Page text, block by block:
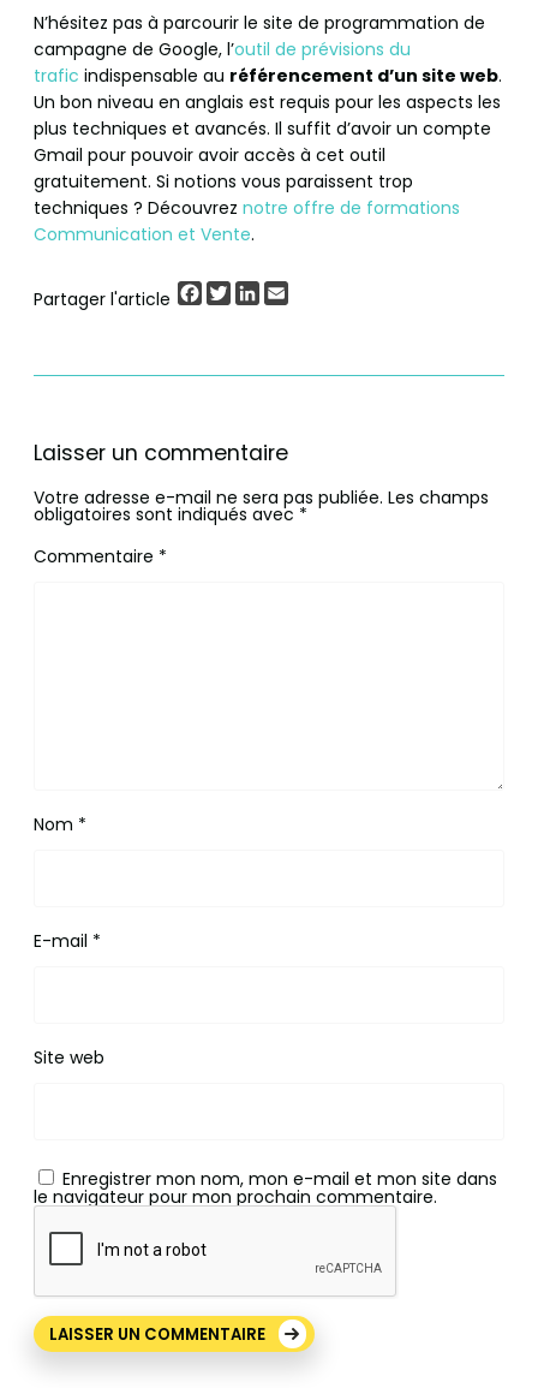
N’hésitez pas à parcourir le site de programmation de
campagne de Google, l’outil de prévisions du
trafic indispensable au référencement d’un site web.
Un bon niveau en anglais est requis pour les aspects les
plus techniques et avancés. Il suffit d’avoir un compte
Gmail pour pouvoir avoir accès à cet outil
gratuitement. Si notions vous paraissent trop
techniques ? Découvrez notre offre de formations
Communication et Vente.
Partager l'article Facebook
TwitterLinkedIn
Laisser un commentaire
Votre adresse e-mail ne sera pas publiée. Les champs
obligatoires sont indiqués avec *
Commentaire *
Nom *
E-mail *
Site web
Enregistrer mon nom, mon e-mail et mon site dans
le navigateur pour mon prochain commentaire.